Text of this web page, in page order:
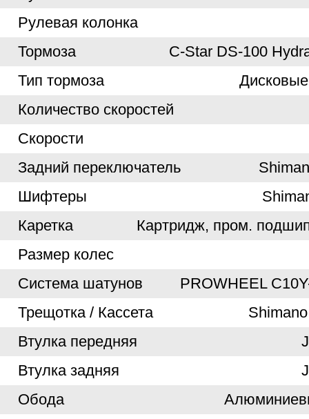
Рулевая колонка
Тормоза
C-Star DS-100
Тип тормоза
Количество скоростей
Скорости
Задний переключатель
Шифтеры
Каретка
Картридж, пром.
Размер колес
Система шатунов
PROWHEEL
Трещотка / Кассета
Втулка передняя
Втулка задняя
Обода